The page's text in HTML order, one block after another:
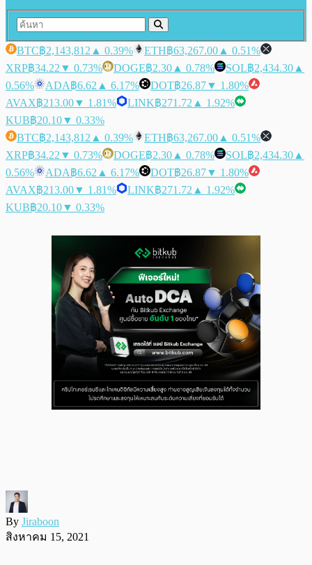
BTC฿2,143,812 ▲ 0.39% ETH฿63,267.00 ▲ 0.51%
XRP฿34.22 ▼ 0.73% DOGE฿2.30 ▲ 0.78% SOL฿2,434.30 ▲
0.56%
ADA฿6.62 ▲ 6.17% DOT฿26.87▼ 1.80%
AVAX฿213.00▼ 1.81% LINK฿271.72 ▲ 1.92%
KUB฿20.10▼ 0.33%
BTC฿2,143,812 ▲ 0.39% ETH฿63,267.00 ▲ 0.51%
XRP฿34.22 ▼ 0.73% DOGE฿2.30 ▲ 0.78% SOL฿2,434.30 ▲
0.56%
ADA฿6.62 ▲ 6.17% DOT฿26.87▼ 1.80%
AVAX฿213.00▼ 1.81% LINK฿271.72 ▲ 1.92%
KUB฿20.10▼ 0.33%
By Jiraboon
สิงหาคม 15, 2021